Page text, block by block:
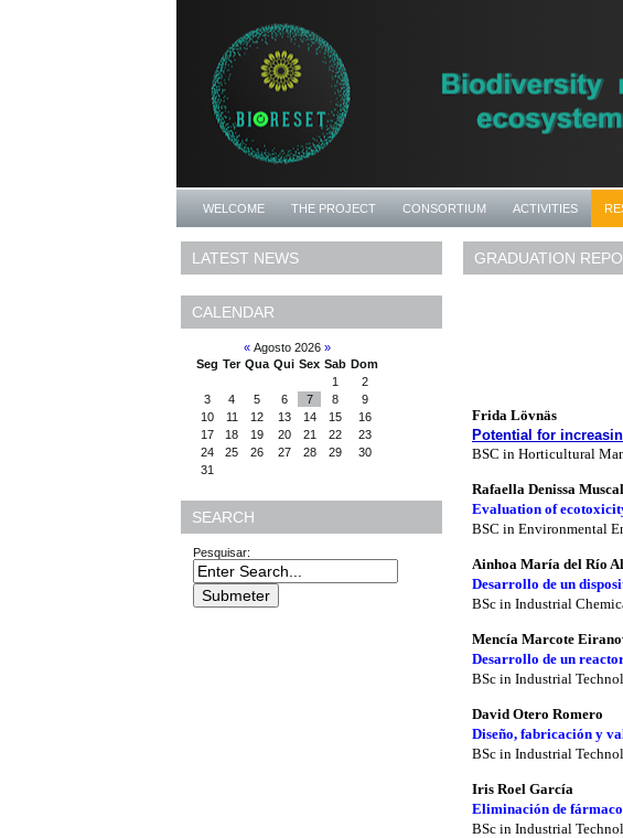
WELCOME THE PROJECT CONSORTIUM ACTIVITIES
LATEST NEWS
CALENDAR
« Agosto 2026 »
Seg Ter Qua Qui Sex Sab Dom
1
2
3
4 5 6 7 8
9
10
11 12 13 14 15
16
17
18 19 20 21 22
23
24
25 26 27 28 29
30
31
SEARCH
Pesquisar:
GRADUATION
Frida Lövnäs
Potential for
BSC in Horticultural
Rafaella Denissa
Evaluation of
BSC in Environmental
Ainhoa María del Río
Desarrollo de un
BSc in Industrial
Mencía Marcote
Desarrollo de un
BSc in Industrial
David Otero Romero
Diseño, fabricación y
BSc in Industrial
Iris Roel García
Eliminación de
BSc in Industrial